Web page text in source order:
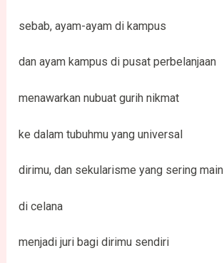
sebab, ayam-ayam di kampus
dan ayam kampus di pusat perbelanjaan
menawarkan nubuat gurih nikmat
ke dalam tubuhmu yang universal
dirimu, dan sekularisme yang sering main
di celana
menjadi juri bagi dirimu sendiri